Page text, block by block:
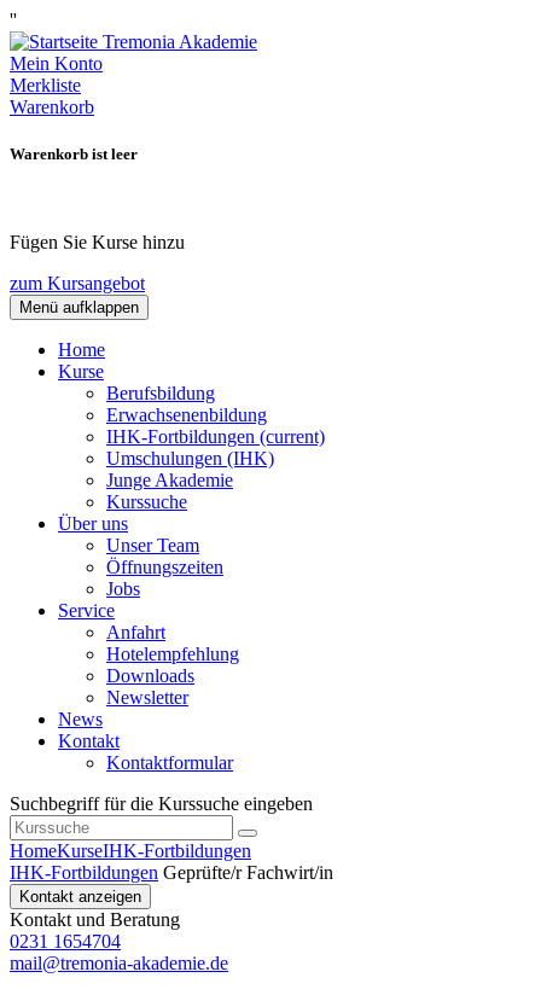
''
Mein Konto
Merkliste
Warenkorb
Warenkorb ist leer
Fügen Sie Kurse hinzu
zum Kursangebot
Menü aufklappen
Home
Kurse
Berufsbildung
Erwachsenenbildung
IHK-Fortbildungen (current)
Umschulungen (IHK)
Junge Akademie
Kurssuche
Über uns
Unser Team
Öffnungszeiten
Jobs
Service
Anfahrt
Hotelempfehlung
Downloads
Newsletter
News
Kontakt
Kontaktformular
Suchbegriff für die Kurssuche eingeben
HomeKurseIHK-Fortbildungen
IHK-Fortbildungen Geprüfte/r Fachwirt/in
Kontakt anzeigen
Kontakt und Beratung
0231 1654704
mail@tremonia-akademie.de